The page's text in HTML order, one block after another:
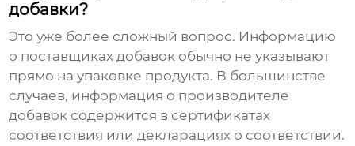
добавки?
Это уже более сложный вопрос. Информацию
о поставщиках добавок обычно не указывают
прямо на упаковке продукта. В большинстве
случаев, информация о производителе
добавок содержится в сертификатах
соответствия или декларациях о соответствии.